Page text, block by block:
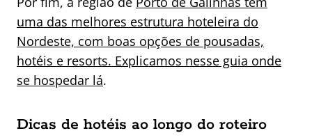
uma das melhores estrutura hoteleira do
Nordeste, com boas opções de pousadas,
hotéis e resorts. Explicamos nesse guia onde
se hospedar lá.
Dicas de hotéis ao longo do roteiro